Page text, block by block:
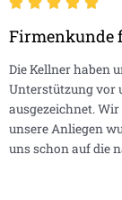
Firmenkunde
Die Kellner haben
Unterstützung vor
ausgezeichnet.
unsere Anliegen
uns schon auf die